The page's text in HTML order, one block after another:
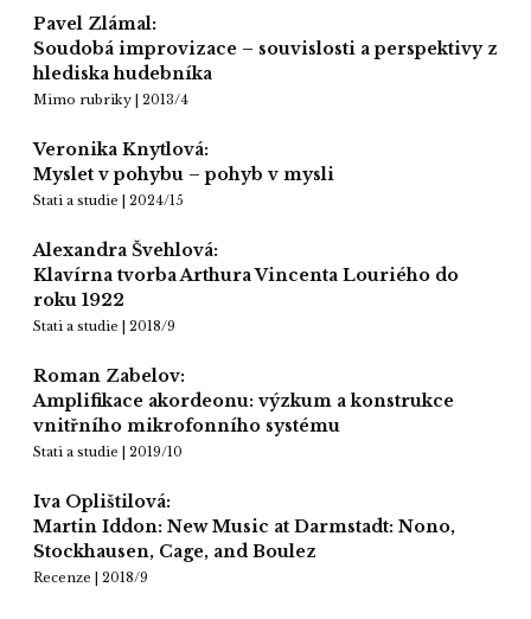
Pavel Zlámal:
Soudobá improvizace – souvislosti a perspektivy z
hlediska hudebníka
Mimo rubriky | 2013/4
Veronika Knytlová:
Myslet v pohybu – pohyb v mysli
Stati a studie | 2024/15
Alexandra Švehlová:
Klavírna tvorba Arthura Vincenta Louriého do
roku 1922
Stati a studie | 2018/9
Roman Zabelov:
Amplifikace akordeonu: výzkum a konstrukce
vnitřního mikrofonního systému
Stati a studie | 2019/10
Iva Oplištilová:
Martin Iddon: New Music at Darmstadt: Nono,
Stockhausen, Cage, and Boulez
Recenze | 2018/9